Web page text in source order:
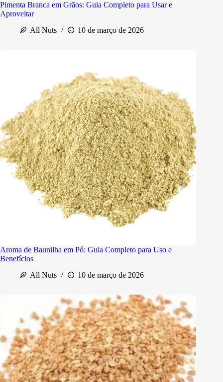
Pimenta Branca em Grãos: Guia Completo para Usar e
Aproveitar
All Nuts
10 de março de 2026
Aroma de Baunilha em Pó: Guia Completo para Uso e
Benefícios
All Nuts
10 de março de 2026